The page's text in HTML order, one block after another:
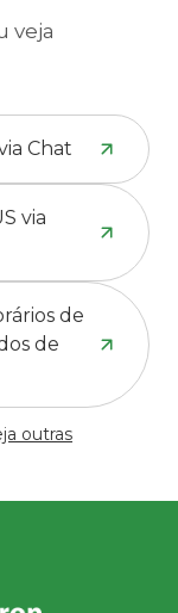
veja
Chat
via
de
de
outras